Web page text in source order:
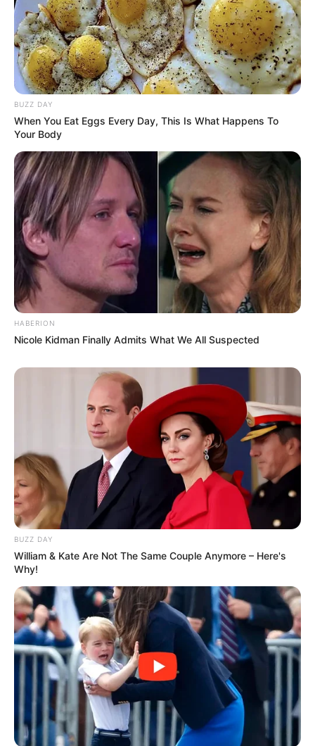
BUZZ DAY
When You Eat Eggs Every Day, This Is What Happens To
Your Body
HABERION
Nicole Kidman Finally Admits What We All Suspected
BUZZ DAY
William & Kate Are Not The Same Couple Anymore – Here's
Why!